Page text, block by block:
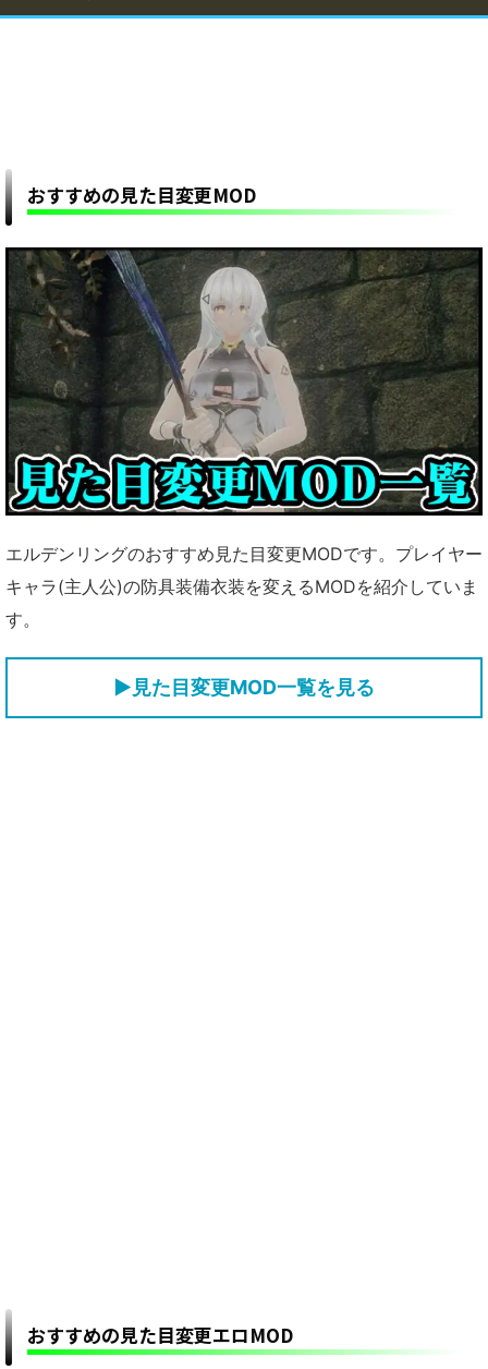
おすすめの見た目変更MOD
エルデンリングのおすすめ見た目変更MODです。プレイヤー
キャラ(主人公)の防具装備衣装を変えるMODを紹介していま
す。
▶見た目変更MOD一覧を見る
おすすめの見た目変更エロMOD